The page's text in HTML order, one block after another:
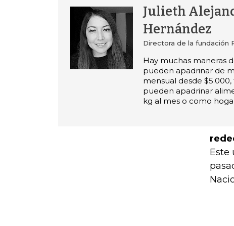
Julieth
Hernández
Directora de la fundación
Hay muchas maneras
pueden apadrinar de
mensual desde
pueden apadrinar
kg al mes o como
Este